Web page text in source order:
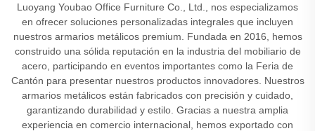
Luoyang Youbao Office Furniture Co., Ltd., nos especializamos
en ofrecer soluciones personalizadas integrales que incluyen
nuestros armarios metálicos premium. Fundada en 2016, hemos
construido una sólida reputación en la industria del mobiliario de
acero, participando en eventos importantes como la Feria de
Cantón para presentar nuestros productos innovadores. Nuestros
armarios metálicos están fabricados con precisión y cuidado,
garantizando durabilidad y estilo. Gracias a nuestra amplia
experiencia en comercio internacional, hemos exportado con